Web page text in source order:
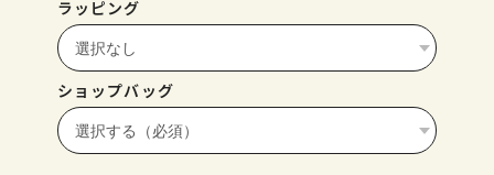
ラッピング
ショップバッグ